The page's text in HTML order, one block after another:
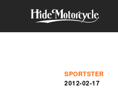
SPORTSTER
2012-02-17